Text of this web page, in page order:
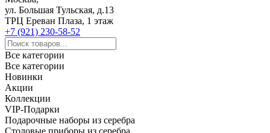
ул. Большая Тульская, д.13
ТРЦ Ереван Плаза, 1 этаж
+7 (921) 230-58-52
Все категории
Все категории
Новинки
Акции
Коллекции
VIP-Подарки
Подарочные наборы из серебра
Столовые приборы из серебра